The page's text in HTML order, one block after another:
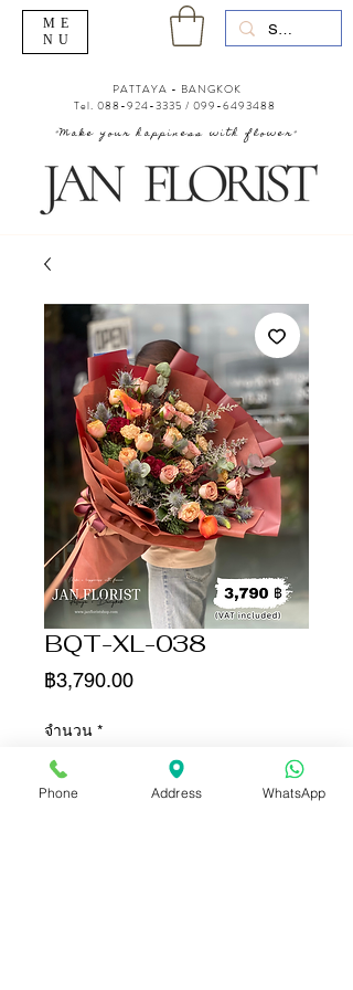
"Make your happiness with flower"
PATTAYA - BANGKOK
Tel. 088-924-3335 / 099-6493488
ME
NU
BQT-XL-038
฿3,790.00ราคา
จำนวน *
Phone Address WhatsApp